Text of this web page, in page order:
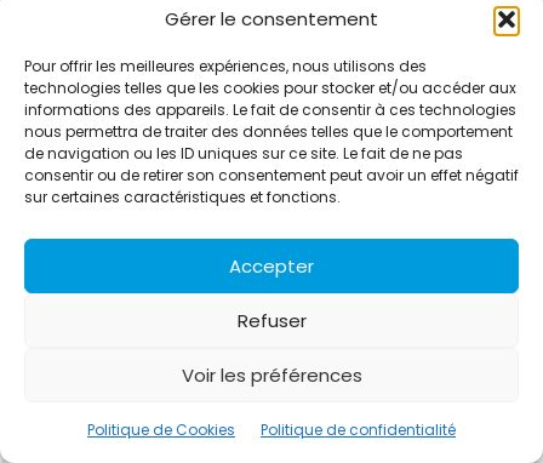
Gérer le consentement
Pour offrir les meilleures expériences, nous utilisons des
technologies telles que les cookies pour stocker et/ou accéder aux
informations des appareils. Le fait de consentir à ces technologies
nous permettra de traiter des données telles que le comportement
de navigation ou les ID uniques sur ce site. Le fait de ne pas
consentir ou de retirer son consentement peut avoir un effet négatif
sur certaines caractéristiques et fonctions.
Accepter
Refuser
Voir les préférences
Politique de Cookies Politique de confidentialité
Alternative Média est une agence de relations presse et de
relations publiques basée à Grenoble. Depuis 1995, elle conçoit et
pilote des stratégies de visibilité en France et à l’international
grâce à un réseau d’agences partenaires.
© Copyright - Alternative Média2026
Politique de confidentialité
Politique de Cookies